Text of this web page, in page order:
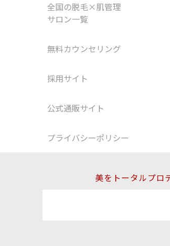
全国の脱毛×肌管理
サロン一覧
無料カウンセリング
採用サイト
公式通販サイト
プライバシーポリシー
美をトータルプロ